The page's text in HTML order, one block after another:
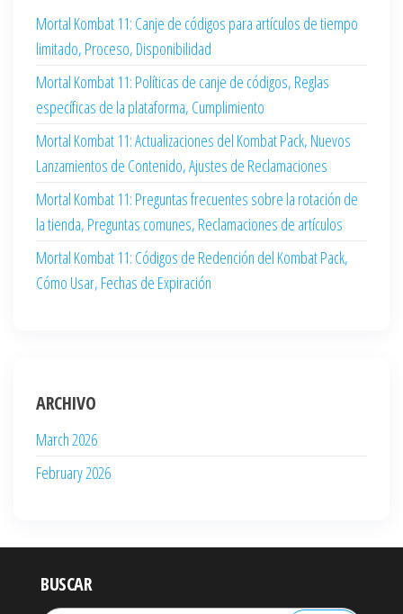
Mortal Kombat 11: Canje de códigos para artículos de tiempo
limitado, Proceso, Disponibilidad
Mortal Kombat 11: Políticas de canje de códigos, Reglas
específicas de la plataforma, Cumplimiento
Mortal Kombat 11: Actualizaciones del Kombat Pack, Nuevos
Lanzamientos de Contenido, Ajustes de Reclamaciones
Mortal Kombat 11: Preguntas frecuentes sobre la rotación de
la tienda, Preguntas comunes, Reclamaciones de artículos
Mortal Kombat 11: Códigos de Redención del Kombat Pack,
Cómo Usar, Fechas de Expiración
ARCHIVO
March 2026
February 2026
BUSCAR